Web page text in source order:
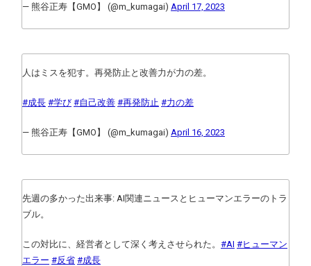
— 熊谷正寿【GMO】 (@m_kumagai) April 17, 2023
人はミスを犯す。再発防止と改善力が力の差。
#成長 #学び #自己改善 #再発防止 #力の差
— 熊谷正寿【GMO】 (@m_kumagai) April 16, 2023
先週の多かった出来事: AI関連ニュースとヒューマンエラーのトラ
ブル。
この対比に、経営者として深く考えさせられた。 #AI #ヒューマン
エラー #反省 #成長